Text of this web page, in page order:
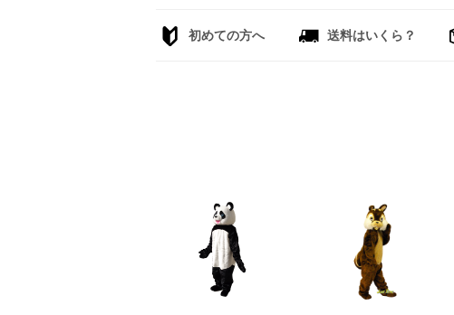
初めての方へ 送料はいくら？